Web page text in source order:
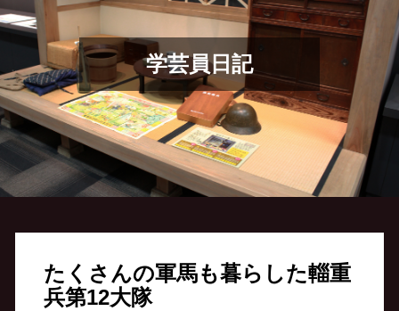
学芸員日記
たくさんの軍馬も暮らした輜重
兵第12大隊